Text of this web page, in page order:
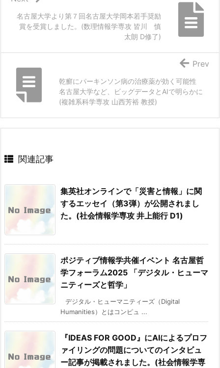
名古屋大学より第７回名古屋大学岡本若手奨励
賞を受賞しました。(数理情報学専攻 皆川 慎
太朗 D修了)
乾癬にパーキンソン病の治療薬が効く可能性
名古屋大学など、ビッグデータとAIで明らかに
(複雑系科学専攻 山西芳裕 教授)
Prev
関連記事
集英社オンラインで「災害と情報」に関
するエッセイ（第3弾）が公開されまし
た。(社会情報学専攻 井上能行 D1)
ポジティブ情報学共催イベント 名古屋哲
学フォーラム2025 「デジタル・ヒューマ
ニティーズと哲学」
デジタル・ヒューマニティーズ（Digital
Humanities）とはコンピュ ...
『IDEAS FOR GOOD』にAIによるプロフ
ァイリングの問題についてのインタビュ
ー記事が掲載されました。(社会情報学専